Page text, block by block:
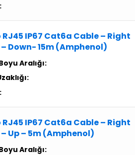
RJ45 IP67 Cat6a Cable – Right
Down- 15m (Amphenol)
Aralığı:
RJ45 IP67 Cat6a Cable – Right
Up – 5m (Amphenol)
Aralığı: